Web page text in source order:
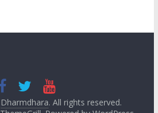
Dharmdhara. All rights reserved.